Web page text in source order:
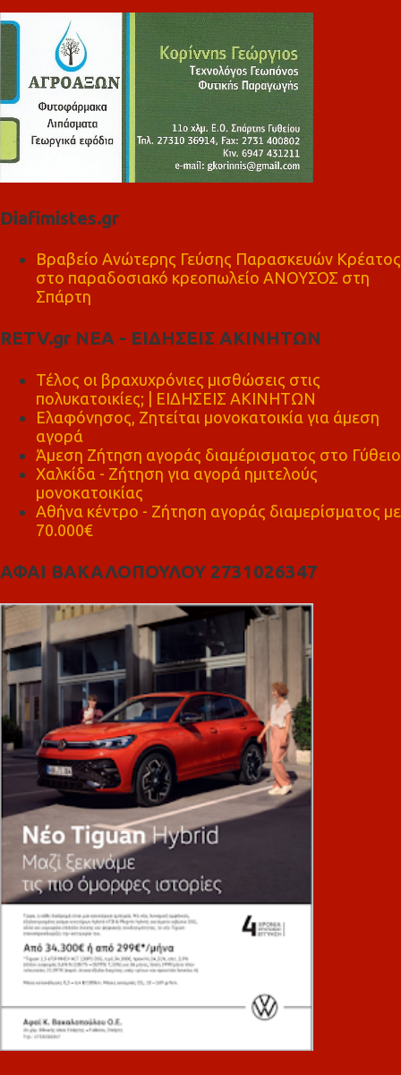
Diafimistes.gr
Βραβείο Ανώτερης Γεύσης Παρασκευών Κρέατος
στο παραδοσιακό κρεοπωλείο ΑΝΟΥΣΟΣ στη
Σπάρτη
RETV.gr ΝΕΑ - ΕΙΔΗΣΕΙΣ ΑΚΙΝΗΤΩΝ
Τέλος οι βραχυχρόνιες μισθώσεις στις
πολυκατοικίες; | ΕΙΔΗΣΕΙΣ ΑΚΙΝΗΤΩΝ
Ελαφόνησος, Ζητείται μονοκατοικία για άμεση
αγορά
Άμεση Ζήτηση αγοράς διαμέρισματος στο Γύθειο
Χαλκίδα - Ζήτηση για αγορά ημιτελούς
μονοκατοικίας
Αθήνα κέντρο - Ζήτηση αγοράς διαμερίσματος με
70.000€
ΑΦΑΙ ΒΑΚΑΛΟΠΟΥΛΟΥ 2731026347